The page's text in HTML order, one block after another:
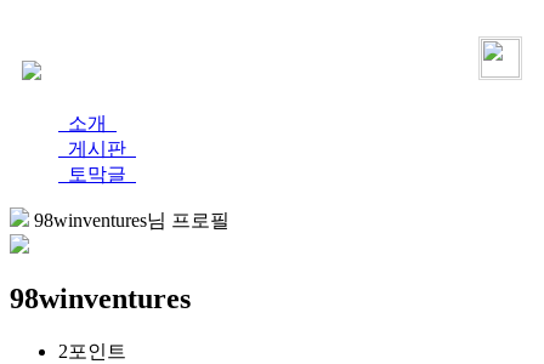
소개
게시판
토막글
98winventures님 프로필
98winventures
2포인트